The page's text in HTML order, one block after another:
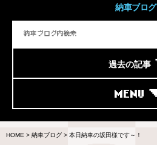
納車ブログ
過去の記事
MENU
HOME > 納車ブログ > 本日納車の坂田様です～！